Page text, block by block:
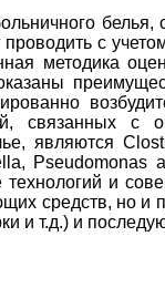
белья,
с
методика
являются
Pseudomonas
и
средств, но
и т.д.) и